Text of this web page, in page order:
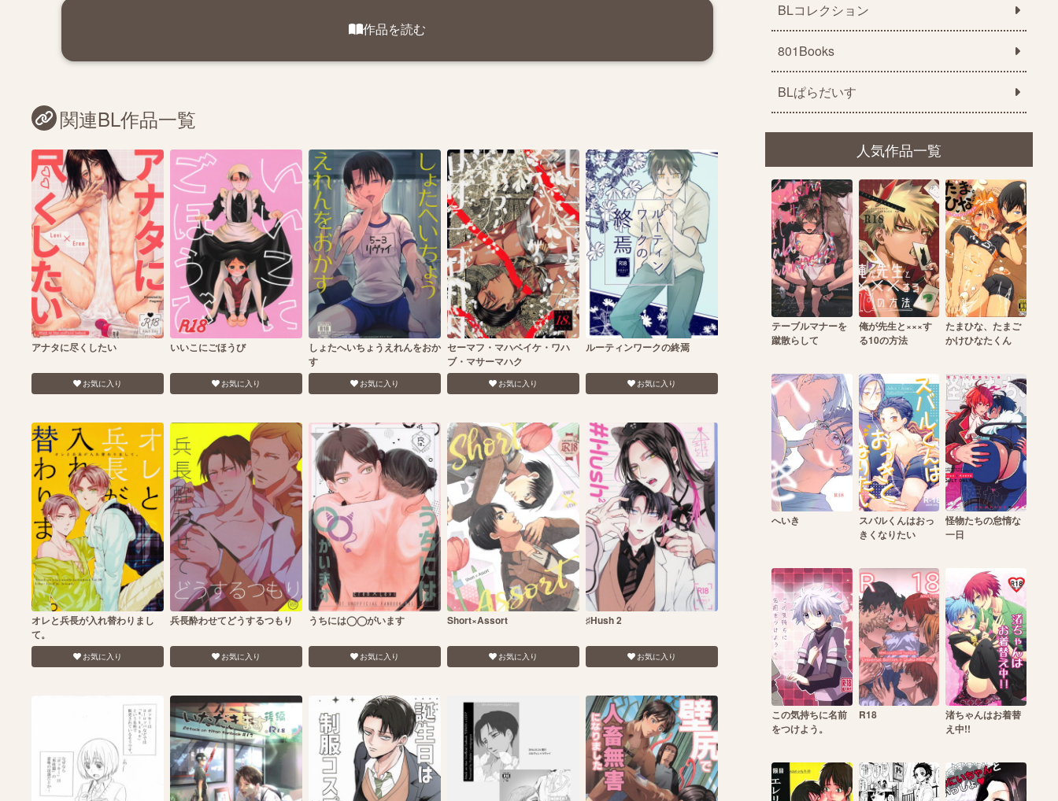
作品を読む
関連BL作品一覧
アナタに尽くしたい
お気に入り
いいこにごほうび
お気に入り
しょたへいちょうえれんをおか
す
お気に入り
セーマフ・マハベイケ・ワハ
ブ・マサーマハク
お気に入り
ルーティンワークの終焉
お気に入り
オレと兵長が入れ替わりまし
て。
お気に入り
兵長酔わせてどうするつもり
お気に入り
うちには◯◯がいます
お気に入り
Short×Assort
お気に入り
♯Hush 2
お気に入り
BLコレクション
801Books
BLぱらだいす
人気作品一覧
テーブルマナーを
蹴散らして
俺が先生と×××す
る10の方法
たまひな、たまご
かけひなたくん
へいき
スバルくんはおっ
きくなりたい
怪物たちの怠惰な
一日
この気持ちに名前
をつけよう。
R18
渚ちゃんはお着替
え中!!